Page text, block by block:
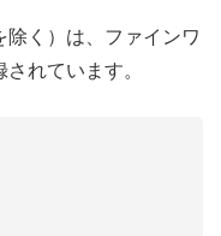
く）は、ファインワ
されています。